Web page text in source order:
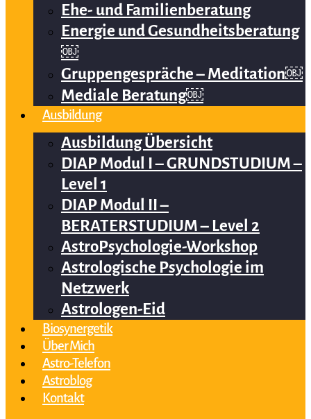
Ehe- und Familienberatung
Energie und Gesundheitsberatung
￼
Gruppengespräche – Meditation￼
Mediale Beratung￼
Ausbildung
Ausbildung Übersicht
DIAP Modul I – GRUNDSTUDIUM –
Level 1
DIAP Modul II –
BERATERSTUDIUM – Level 2
AstroPsychologie-Workshop
Astrologische Psychologie im
Netzwerk
Astrologen-Eid
Biosynergetik
Über Mich
Astro-Telefon
Astroblog
Kontakt